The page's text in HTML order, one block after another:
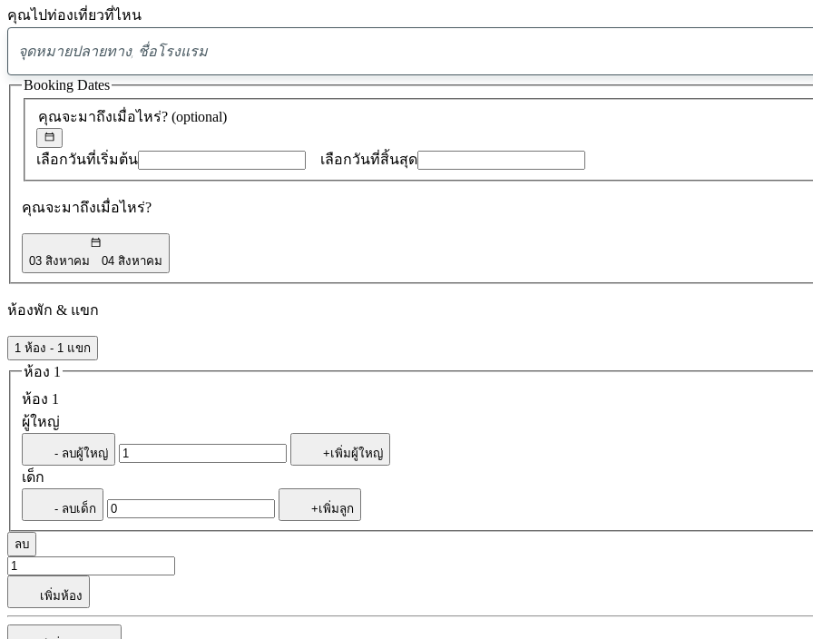
คุณไปท่องเที่ยวที่ไหน
ข้อ
เสนอ
คุณจะมาถึงเมื่อไหร่? (optional)
เลือกวันที่เริ่มต้น เลือกวันที่สิ้นสุด
คุณจะมาถึงเมื่อไหร่?
03 สิงหาคม 04 สิงหาคม
Booking Dates
ห้องพัก & แขก
1 ห้อง - 1 แขก
ห้อง 1
ห้อง 1
ผู้ใหญ่
- ลบผู้ใหญ่ +เพิ่มผู้ใหญ่
เด็ก
- ลบเด็ก +เพิ่มลูก
ลบ
เพิ่มห้อง